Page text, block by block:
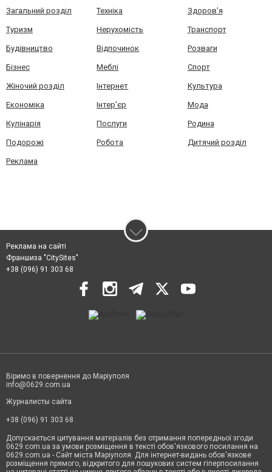
Загальний розділ Техніка Здоров'я
Туризм Нерухомість Транспорт
Будівництво Відпочинок Розваги
Бізнес Меблі Спорт
Жіночий розділ Інтернет Культура
Економіка Інтер'єр Мода
Кулінарія Послуги Родина
Подорожі Робота Дитячий розділ
Реклама
Реклама на сайті
Франшиза "CitySites"
+38 (096) 91 303 68
Віримо в повернення до Маріуполя
info@0629.com.ua
Журналисты сайта
+38 (096) 91 303 68
Допускається цитування матеріалів без отримання попередньої згоди
0629.com.ua за умови розміщення в тексті обов'язкового посилання на
0629.com.ua - Сайт міста Маріуполя. Для інтернет-видань обов'язкове
розміщення прямого, відкритого для пошукових систем гіперпосилання